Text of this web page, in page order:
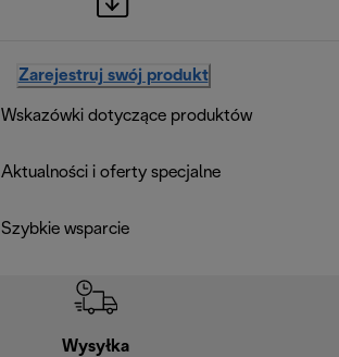
Zarejestruj swój produkt
Wskazówki dotyczące produktów
Aktualności i oferty specjalne
Szybkie wsparcie
Wysyłka